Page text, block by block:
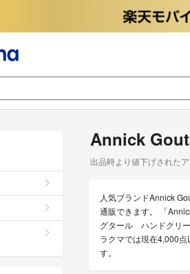
Annick
出品時より値下げされた
人気ブランドAnnick
通販できます。 「
グタール ハンドクリ
ラクマでは現在4,000
す。